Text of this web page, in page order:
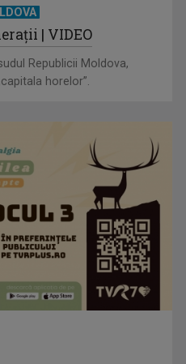
vine cu informații
| VIDEO
Republicii Moldova,
horelor”.